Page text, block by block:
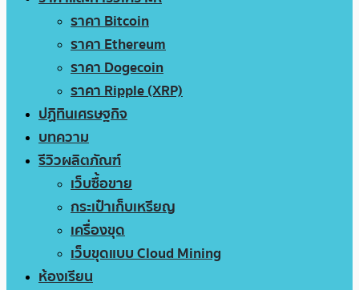
ราคา Bitcoin
ราคา Ethereum
ราคา Dogecoin
ราคา Ripple (XRP)
ปฏิทินเศรษฐกิจ
บทความ
รีวิวผลิตภัณฑ์
เว็บซื้อขาย
กระเป๋าเก็บเหรียญ
เครื่องขุด
เว็บขุดแบบ Cloud Mining
ห้องเรียน